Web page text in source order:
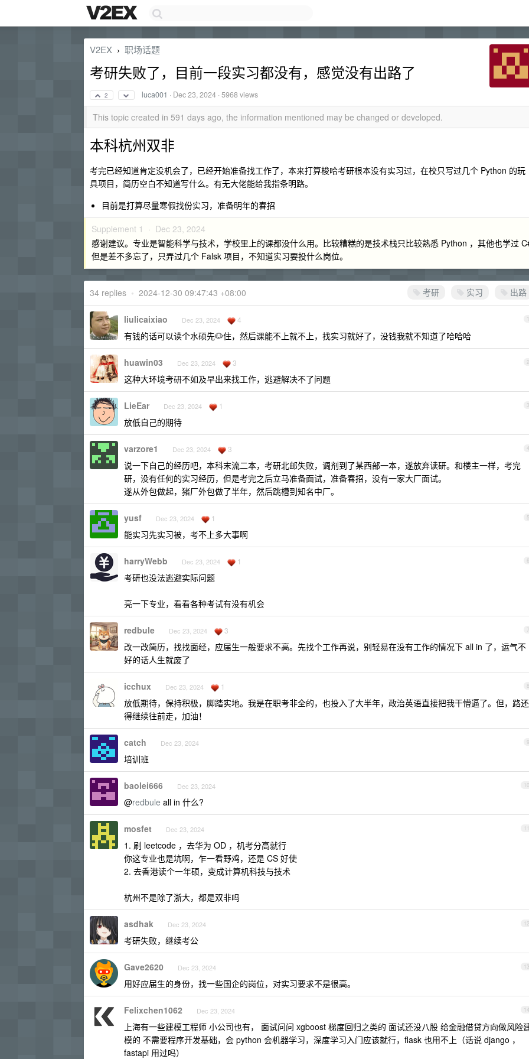
V2EX › 职场话题
考研失败了，目前一段实习都没有，感觉没有出路了
2 luca001 · Dec 23, 2024 · 5968 views
This topic created in 591 days ago, the information mentioned may be changed or developed.
本科杭州双非
考完已经知道肯定没机会了，已经开始准备找工作了，本来打算梭哈考研根本没有实习过，在校只写过几个 Python 的玩
具项目，简历空白不知道写什么。有无大佬能给我指条明路。
目前是打算尽量寒假找份实习，准备明年的春招
Supplement 1 · Dec 23, 2024
感谢建议。专业是智能科学与技术，学校里上的课都没什么用。比较糟糕的是技术栈只比较熟悉 Python ，其他也学过
但是差不多忘了，只弄过几个 Falsk 项目，不知道实习要投什么岗位。
考研 实习 出路
34 replies • 2024-12-30 09:47:43 +08:00
1
liulicaixiao Dec 23, 2024 4
有钱的话可以读个水硕先🐶住，然后课能不上就不上，找实习就好了，没钱我就不知道了哈哈哈
2
huawin03 Dec 23, 2024 3
这种大环境考研不如及早出来找工作，逃避解决不了问题
3
LieEar Dec 23, 2024 1
放低自己的期待
4
varzore1 Dec 23, 2024 3
说一下自己的经历吧，本科末流二本，考研北邮失败，调剂到了某西部一本，遂放弃读研。和楼主一样，考完
研，没有任何的实习经历，但是考完之后立马准备面试，准备春招，没有一家大厂面试。
遂从外包做起，猪厂外包做了半年，然后跳槽到知名中厂。
5
yusf Dec 23, 2024 1
能实习先实习被，考不上多大事啊
6
harryWebb Dec 23, 2024 1
考研也没法逃避实际问题
亮一下专业，看看各种考试有没有机会
7
redbule Dec 23, 2024 3
改一改简历，找找面经，应届生一般要求不高。先找个工作再说，别轻易在没有工作的情况下 all in 了，运气不
好的话人生就废了
8
icchux Dec 23, 2024 1
放低期待，保持积极，脚踏实地。我是在职考非全的，也投入了大半年，政治英语直接把我干懵逼了。但，路还
得继续往前走，加油！
9
catch Dec 23, 2024
培训班
10
baolei666 Dec 23, 2024
@redbule all in 什么?
11
mosfet Dec 23, 2024
1. 刷 leetcode ，去华为 OD ，机考分高就行
你这专业也是坑啊，乍一看野鸡，还是 CS 好使
2. 去香港读个一年硕，变成计算机科技与技术
杭州不是除了浙大，都是双非吗
12
asdhak Dec 23, 2024
考研失败，继续考公
13
Gave2620 Dec 23, 2024
用好应届生的身份，找一些国企的岗位，对实习要求不是很高。
14
Felixchen1062 Dec 23, 2024
上海有一些建模工程师 小公司也有， 面试问问 xgboost 梯度回归之类的 面试还没八股 给金融借贷方向做风险
模的 不需要程序开发基础，会 python 会机器学习，深度学习入门应该就行，flask 也用不上（话说 django ，
fastapi 用过吗）